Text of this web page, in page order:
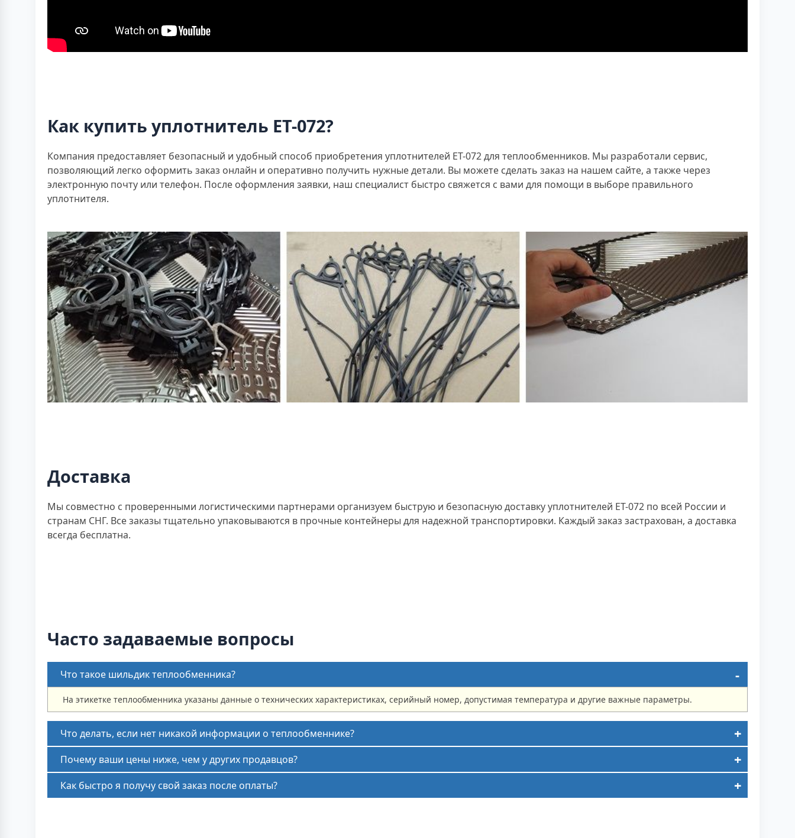
Как купить уплотнитель ЕТ-072?
Компания предоставляет безопасный и удобный способ приобретения уплотнителей ЕТ-072 для теплообменников. Мы разработали сервис,
позволяющий легко оформить заказ онлайн и оперативно получить нужные детали. Вы можете сделать заказ на нашем сайте, а также через
электронную почту или телефон. После оформления заявки, наш специалист быстро свяжется с вами для помощи в выборе правильного
уплотнителя.
Доставка
Мы совместно с проверенными логистическими партнерами организуем быструю и безопасную доставку уплотнителей ЕТ-072 по всей России и
странам СНГ. Все заказы тщательно упаковываются в прочные контейнеры для надежной транспортировки. Каждый заказ застрахован, а доставка
всегда бесплатна.
Часто задаваемые вопросы
Что такое шильдик теплообменника?
На этикетке теплообменника указаны данные о технических характеристиках, серийный номер, допустимая температура и другие важные параметры.
Что делать, если нет никакой информации о теплообменнике?
Почему ваши цены ниже, чем у других продавцов?
Как быстро я получу свой заказ после оплаты?